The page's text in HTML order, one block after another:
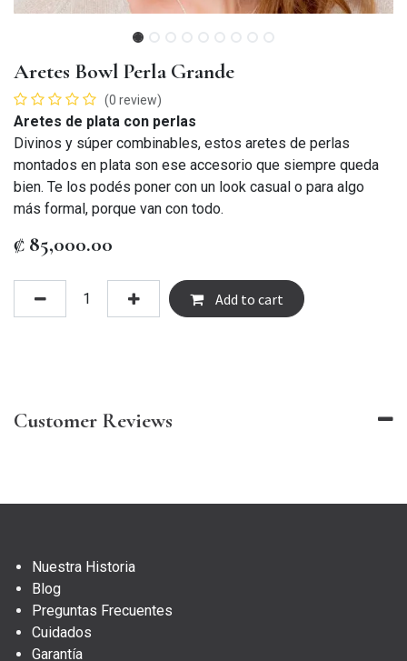
Aretes Bowl Perla Grande
(0 review)
Aretes de plata con perlas
Divinos y súper combinables, estos aretes de perlas
montados en plata son ese accesorio que siempre queda
bien. Te los podés poner con un look casual o para algo
más formal, porque van con todo.
₡ 85,000.00
Add to cart
Customer Reviews
Nuestra Historia
Blog
Preguntas Frecuentes
Cuidados
Garantía